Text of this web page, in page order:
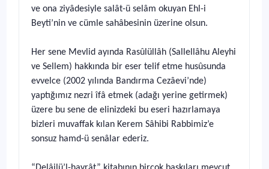
ve ona ziyâdesiyle salât-ü selâm okuyan Ehl-i
Beyti’nin ve cümle sahâbesinin üzerine olsun.
Her sene Mevlid ayında Rasûlüllâh (Sallellâhu Aleyhi
ve Sellem) hakkında bir eser telif etme husûsunda
evvelce (2002 yılında Bandırma Cezâevi’nde)
yaptığımız nezri îfâ etmek (adağı yerine getirmek)
üzere bu sene de elinizdeki bu eseri hazırlamaya
bizleri muvaffak kılan Kerem Sâhibi Rabbimiz’e
sonsuz hamd-ü senâlar ederiz.